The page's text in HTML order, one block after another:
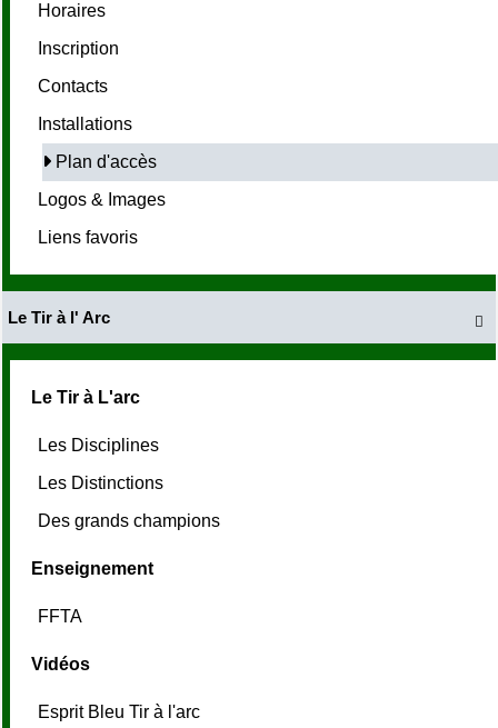
Horaires
Inscription
Contacts
Installations
Plan d'accès
Logos & Images
Liens favoris

Le Tir à l' Arc
Le Tir à L'arc
Les Disciplines
Les Distinctions
Des grands champions
Enseignement
FFTA
Vidéos
Esprit Bleu Tir à l'arc